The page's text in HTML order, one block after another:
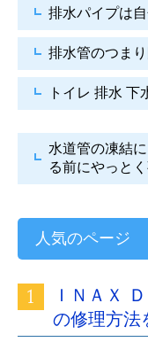
排水パイプは
排水管のつま
トイレ 排水 下
水道管の凍結
る前にやっとく
人気のページ
ＩＮＡＸ
の修理方法